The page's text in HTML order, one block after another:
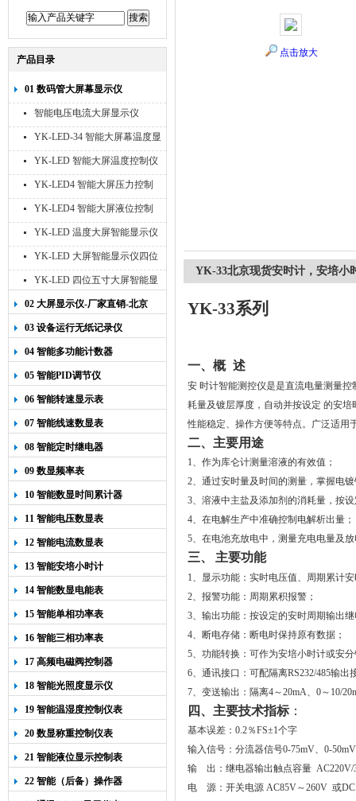
产品目录
01 数码管大屏幕显示仪
智能电压电流大屏显示仪
YK-LED-34 智能大屏幕温度显
示仪
YK-LED 智能大屏温度控制仪
YK-LED4 智能大屏压力控制
仪
YK-LED4 智能大屏液位控制
仪
YK-LED 温度大屏智能显示仪
四位十寸
YK-LED 大屏智能显示仪四位
八寸
YK-LED 四位五寸大屏智能显
示仪
02 大屏显示仪-厂家直销-北京
宇科泰吉
03 设备运行无纸记录仪
04 智能多功能计数器
05 智能PID调节仪
06 智能转速显示表
07 智能线速数显表
08 智能定时继电器
09 数显频率表
10 智能数显时间累计器
11 智能电压数显表
12 智能电流数显表
13 智能安培小时计
14 智能数显电能表
15 智能单相功率表
16 智能三相功率表
17 高频电磁阀控制器
18 智能光照度显示仪
19 智能温湿度控制仪表
20 数显称重控制仪表
21 智能液位显示控制表
22 智能（后备）操作器
点击放大
YK-33北京现货安时计，安培小
YK-33系列
一、概 述
安 时计智能测控仪是是直流电量测量
耗量及镀层厚度，自动并按设定 的安
性能稳定、操作方便等特点。广泛适用
二、 主要用途
1、作为库仑计测量溶液的有效值；
2、通过安时量及时间的测量，掌握电
3、溶液中主盐及添加剂的消耗量，按
4、在电解生产中准确控制电解析出量；
5、在电池充放电中，测量充电电量及
三、 主要功能
1、显示功能：实时电压值、周期累计
2、报警功能：周期累积报警；
3、输出功能：按设定的安时周期输出
4、断电存储：断电时保持原有数据；
5、功能转换：可作为安培小时计或安
6、通讯接口：可配隔离RS232/485输出
7、变送输出：隔离4～20mA、 0～ 10/20
四、主要技术指标：
基本误差： 0.2％FS±1个字
输入信号：分流器信号0-75mV、 0-50mV
输
出：继电器输出触点容量 AC220V/
电
源：开关电源 AC85V～260V 或